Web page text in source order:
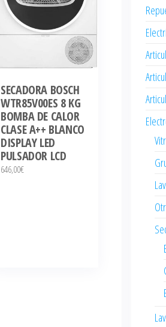
SECADORA BOSCH
WTR85V00ES 8 KG
BOMBA DE CALOR
CLASE A++ BLANCO
DISPLAY LED
PULSADOR LCD
646,00€